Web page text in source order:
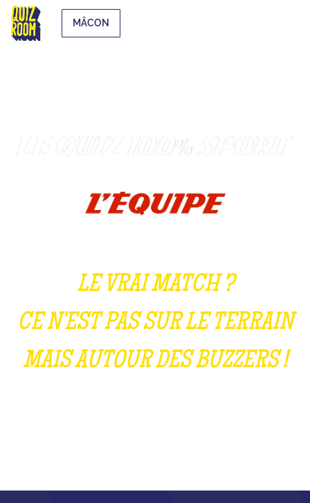
MÂCON
LE VRAI MATCH ?
CE N'EST PAS SUR LE TERRAIN
MAIS AUTOUR DES BUZZERS !